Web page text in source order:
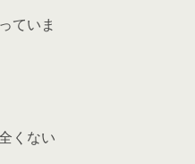
ていま
くない